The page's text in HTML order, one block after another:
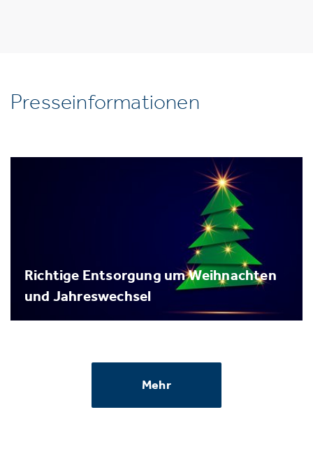
Presseinformationen
Richtige Entsorgung um Weihnachten
und Jahreswechsel
Mehr